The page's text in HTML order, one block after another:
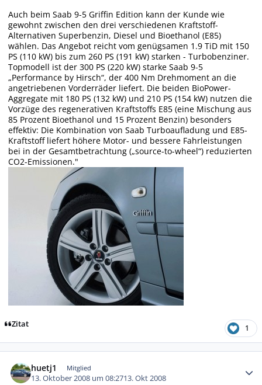
Auch beim Saab 9-5 Griffin Edition kann der Kunde wie
gewohnt zwischen den drei verschiedenen Kraftstoff-
Alternativen Superbenzin, Diesel und Bioethanol (E85)
wählen. Das Angebot reicht vom genügsamen 1.9 TiD mit 150
PS (110 kW) bis zum 260 PS (191 kW) starken - Turbobenziner.
Topmodell ist der 300 PS (220 kW) starke Saab 9-5
„Performance by Hirsch“, der 400 Nm Drehmoment an die
angetriebenen Vorderräder liefert. Die beiden BioPower-
Aggregate mit 180 PS (132 kW) und 210 PS (154 kW) nutzen die
Vorzüge des regenerativen Kraftstoffs E85 (eine Mischung aus
85 Prozent Bioethanol und 15 Prozent Benzin) besonders
effektiv: Die Kombination von Saab Turboaufladung und E85-
Kraftstoff liefert höhere Motor- und bessere Fahrleistungen
bei in der Gesamtbetrachtung („source-to-wheel“) reduzierten
CO2-Emissionen."
Zitat 1
huetj1 Mitglied
13. Oktober 2008 um 08:2713. Okt 2008